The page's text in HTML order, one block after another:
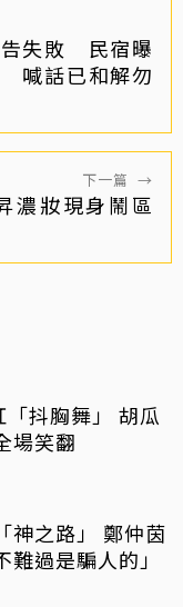
告失敗 民宿曝
喊話已和解勿
下一篇 →
濃妝現身鬧區
抖胸舞」 胡瓜
場笑翻
神之路」 鄭仲茵
過是騙人的」